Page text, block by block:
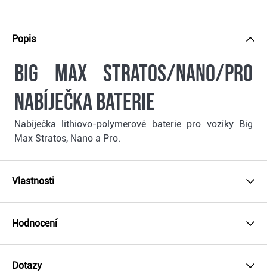
Popis
Big Max Stratos/Nano/Pro
nabíječka baterie
Nabíječka lithiovo-polymerové baterie pro vozíky Big
Max Stratos, Nano a Pro.
Vlastnosti
Hodnocení
Dotazy